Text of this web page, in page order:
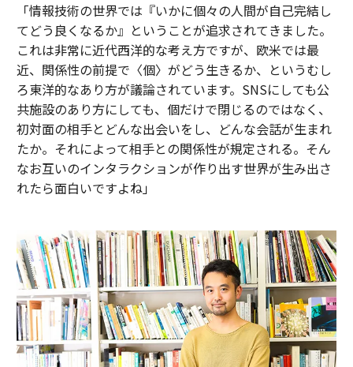
「情報技術の世界では『いかに個々の人間が自己完結し
てどう良くなるか』ということが追求されてきました。
これは非常に近代西洋的な考え方ですが、欧米では最
近、関係性の前提で〈個〉がどう生きるか、というむし
ろ東洋的なあり方が議論されています。SNSにしても公
共施設のあり方にしても、個だけで閉じるのではなく、
初対面の相手とどんな出会いをし、どんな会話が生まれ
たか。それによって相手との関係性が規定される。そん
なお互いのインタラクションが作り出す世界が生み出さ
れたら面白いですよね」